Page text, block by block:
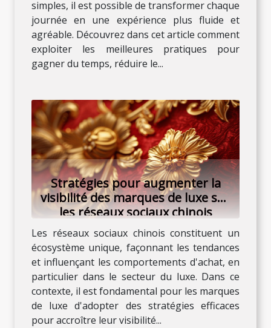
simples, il est possible de transformer chaque
journée en une expérience plus fluide et
agréable. Découvrez dans cet article comment
exploiter les meilleures pratiques pour
gagner du temps, réduire le...
Stratégies pour augmenter la
visibilité des marques de luxe sur
les réseaux sociaux chinois
Les réseaux sociaux chinois constituent un
écosystème unique, façonnant les tendances
et influençant les comportements d'achat, en
particulier dans le secteur du luxe. Dans ce
contexte, il est fondamental pour les marques
de luxe d'adopter des stratégies efficaces
pour accroître leur visibilité...